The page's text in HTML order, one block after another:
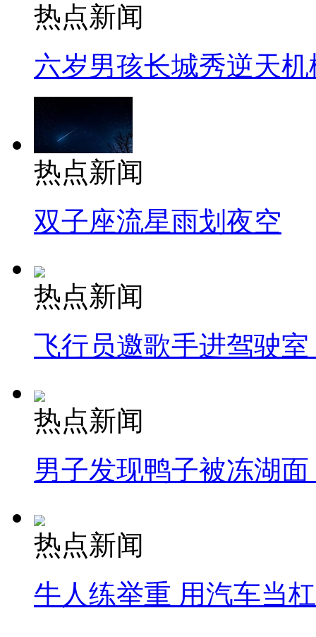
热点新闻
六岁男孩长城秀逆天机
热点新闻
双子座流星雨划夜空
热点新闻
飞行员邀歌手进驾驶
热点新闻
男子发现鸭子被冻湖
热点新闻
牛人练举重 用汽车当